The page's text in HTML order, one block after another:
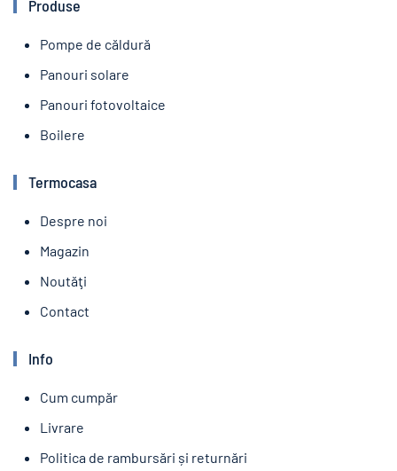
Produse
Pompe de căldură
Panouri solare
Panouri fotovoltaice
Boilere
Termocasa
Despre noi
Magazin
Noutăţi
Contact
Info
Cum cumpăr
Livrare
Politica de rambursări și returnări